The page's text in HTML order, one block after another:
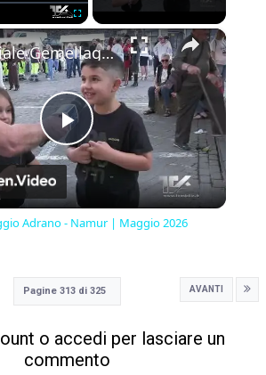
Fullscreen ×
Play
Video
Speciale Gemellaggio Adrano - Namur | Maggio 2026
Adrano - Namur | Maggio 2026
AVANTI
Pagine 313 di 325
o accedi per lasciare un
commento